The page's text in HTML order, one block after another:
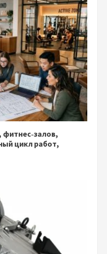
цикл работ,